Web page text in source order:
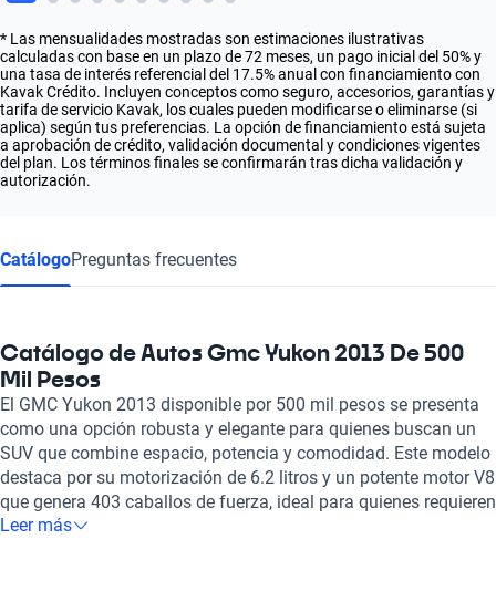
* Las mensualidades mostradas son estimaciones ilustrativas
calculadas con base en un plazo de 72 meses, un pago inicial del 50% y
una tasa de interés referencial del 17.5% anual con financiamiento con
Kavak Crédito. Incluyen conceptos como seguro, accesorios, garantías y
tarifa de servicio Kavak, los cuales pueden modificarse o eliminarse (si
aplica) según tus preferencias. La opción de financiamiento está sujeta
a aprobación de crédito, validación documental y condiciones vigentes
del plan. Los términos finales se confirmarán tras dicha validación y
autorización.
CatálogoPreguntas frecuentes
Catálogo de Autos Gmc Yukon 2013 De 500
Mil Pesos
El GMC Yukon 2013 disponible por 500 mil pesos se presenta
como una opción robusta y elegante para quienes buscan un
SUV que combine espacio, potencia y comodidad. Este modelo
destaca por su motorización de 6.2 litros y un potente motor V8
que genera 403 caballos de fuerza, ideal para quienes requieren
un desempeño contundente en diversas condiciones de
Leer más